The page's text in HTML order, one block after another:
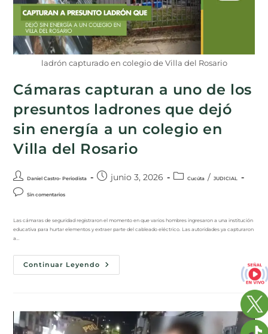
ladrón capturado en colegio de Villa del Rosario
Cámaras capturan a uno de los
presuntos ladrones que dejó
sin energía a un colegio en
Villa del Rosario
Daniel Castro- Periodista junio 3, 2026 Cucúta / JUDICIAL
Sin comentarios
Las cámaras de seguridad registraron el momento en que varios hombres ingresaron a una institución
educativa para hurtar elementos y extraer parte del cableado eléctrico. Las autoridades ya capturaron
a…
Continuar Leyendo